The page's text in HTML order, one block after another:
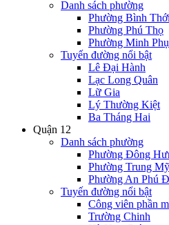
Danh sách phường
Phường Bình Thới
Phường Phú Thọ
Phường Minh
Tuyến đường nổi bật
Lê Đại Hành
Lạc Long Quân
Lữ Gia
Lý Thường Kiệt
Ba Tháng Hai
Quận 12
Danh sách phường
Phường Đông
Phường Trung
Phường An Phú
Tuyến đường nổi bật
Công viên phần
Trường Chinh